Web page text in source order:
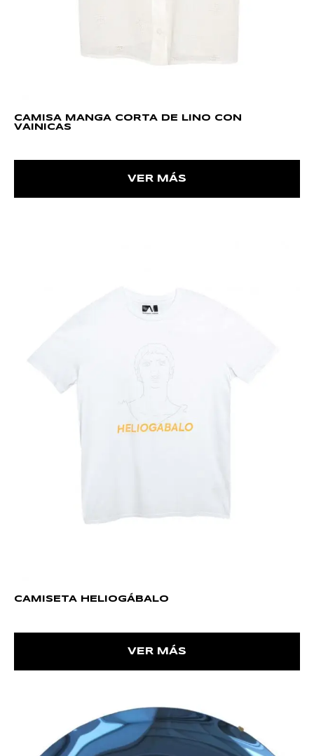
CAMISA MANGA CORTA DE LINO CON
VAINICAS
VER MÁS
CAMISETA HELIOGÁBALO
VER MÁS